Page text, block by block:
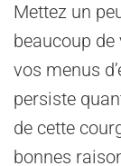
Mettez un
beaucoup
vos menus
persiste
de cette
bonnes